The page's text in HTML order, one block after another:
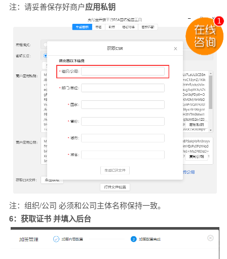
注：请妥善保存好商户应用私钥
注：组织/公司 必须和公司主体名称保持一致。
6：获取证书 并填入后台